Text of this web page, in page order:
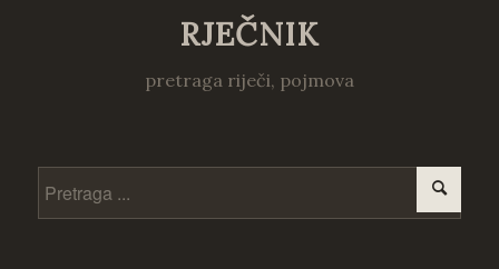
RJEČNIK
pretraga riječi, pojmova